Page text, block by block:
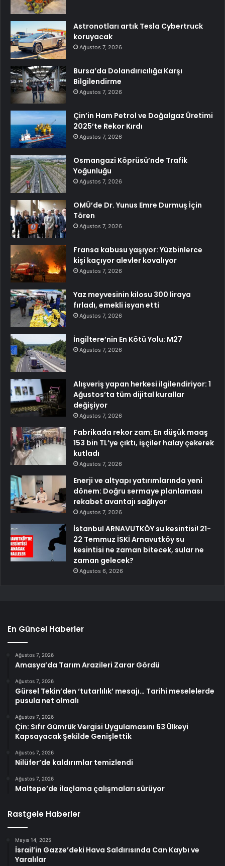
Astronotları artık Tesla Cybertruck
koruyacak
Ağustos 7, 2026
Bursa’da Dolandırıcılığa Karşı
Bilgilendirme
Ağustos 7, 2026
Çin’in Ham Petrol ve Doğalgaz Üretimi
2025’te Rekor Kırdı
Ağustos 7, 2026
Osmangazi Köprüsü’nde Trafik
Yoğunluğu
Ağustos 7, 2026
OMÜ’de Dr. Yunus Emre Durmuş İçin
Tören
Ağustos 7, 2026
Fransa kabusu yaşıyor: Yüzbinlerce
kişi kaçıyor alevler kovalıyor
Ağustos 7, 2026
Yaz meyvesinin kilosu 300 liraya
fırladı, emekli isyan etti
Ağustos 7, 2026
İngiltere’nin En Kötü Yolu: M27
Ağustos 7, 2026
Alışveriş yapan herkesi ilgilendiriyor: 1
Ağustos’ta tüm dijital kurallar
değişiyor
Ağustos 7, 2026
Fabrikada rekor zam: En düşük maaş
153 bin TL’ye çıktı, işçiler halay çekerek
kutladı
Ağustos 7, 2026
Enerji ve altyapı yatırımlarında yeni
dönem: Doğru sermaye planlaması
rekabet avantajı sağlıyor
Ağustos 7, 2026
İstanbul ARNAVUTKÖY su kesintisi! 21-
22 Temmuz İSKİ Arnavutköy su
kesintisi ne zaman bitecek, sular ne
zaman gelecek?
Ağustos 6, 2026
En Güncel Haberler
Ağustos 7, 2026
Amasya’da Tarım Arazileri Zarar Gördü
Ağustos 7, 2026
Gürsel Tekin’den ‘tutarlılık’ mesajı… Tarihi meselelerde
pusula net olmalı
Ağustos 7, 2026
Çin: Sıfır Gümrük Vergisi Uygulamasını 63 Ülkeyi
Kapsayacak Şekilde Genişlettik
Ağustos 7, 2026
Nilüfer’de kaldırımlar temizlendi
Ağustos 7, 2026
Maltepe’de ilaçlama çalışmaları sürüyor
Rastgele Haberler
Mayıs 14, 2025
İsrail’in Gazze’deki Hava Saldırısında Can Kaybı ve
Yaralılar